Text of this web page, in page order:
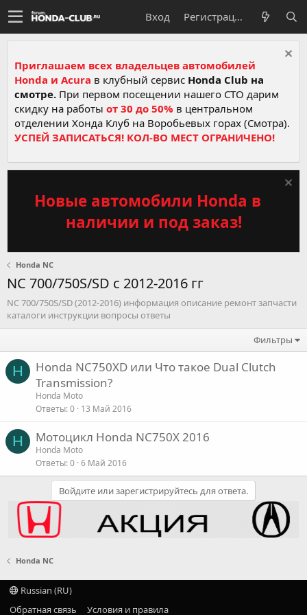
Вход Регистрация
Приглашаем всех владельцев автомобилей
Honda и Acura в клубный сервис Honda Club на
смотре. При первом посещении нашего СТО дарим
скидку на работы от 30 до 50% в центральном
отделении Хонда Клуб на Воробьевых горах (Смотра).
УСПЕЙ ЗАПИСАТЬСЯ! КОЛ-ВО МЕСТ ОГРАНИЧЕНО!
Новые автомобили Honda в
наличии и под заказ!
Honda NC
NC 700/750S/SD c 2012-2016 гг
NC 700/750S/SD (2012-2016) информация описание ремонт запчасти
каталоги инструкции вопросы ответы
Фильтры
H
Honda NC750XD или Что такое Dual Clutch
Transmission?
Honda Moto
Ответы 0 13 Май 2016
H Мотоцикл Honda NC750X 2016
Honda Moto
Ответы 0 6 Май 2016
Войдите или зарегистрируйтесь для ответа.
Honda NC
Russian (RU)
Обратная связь
Условия и правила